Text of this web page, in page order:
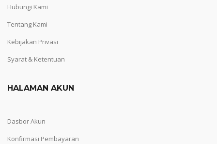
Hubungi Kami
Tentang Kami
Kebijakan Privasi
Syarat & Ketentuan
HALAMAN AKUN
Dasbor Akun
Konfirmasi Pembayaran